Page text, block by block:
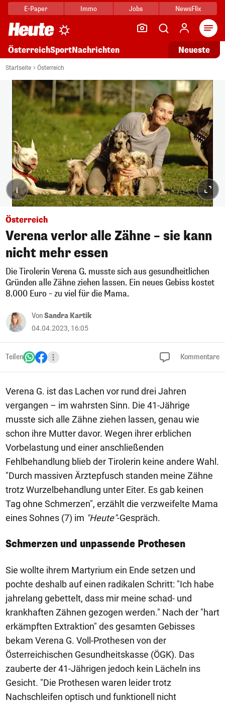
E-Paper Immo Jobs NewsFlix
ÖsterreichSportNachrichten Neueste
Startseite Österreich
i
Österreich
Verena verlor alle Zähne – sie kann
nicht mehr essen
Die Tirolerin Verena G. musste sich aus gesundheitlichen
Gründen alle Zähne ziehen lassen. Ein neues Gebiss kostet
8.000 Euro – zu viel für die Mama.
VonSandra Kartik
04.04.2023, 16:05
Teilen Kommentare
Verena G. ist das Lachen vor rund drei Jahren
vergangen – im wahrsten Sinn. Die 41-Jährige
musste sich alle Zähne ziehen lassen, genau wie
schon ihre Mutter davor. Wegen ihrer erblichen
Vorbelastung und einer anschließenden
Fehlbehandlung blieb der Tirolerin keine andere Wahl.
"Durch massiven Ärztepfusch standen meine Zähne
trotz Wurzelbehandlung unter Eiter. Es gab keinen
Tag ohne Schmerzen", erzählt die verzweifelte Mama
eines Sohnes (7) im "Heute"-Gespräch.
Schmerzen und unpassende Prothesen
Sie wollte ihrem Martyrium ein Ende setzen und
pochte deshalb auf einen radikalen Schritt: "Ich habe
jahrelang gebettelt, dass mir meine schad- und
krankhaften Zähnen gezogen werden." Nach der "hart
erkämpften Extraktion" des gesamten Gebisses
bekam Verena G. Voll-Prothesen von der
Österreichischen Gesundheitskasse (ÖGK). Das
zauberte der 41-Jährigen jedoch kein Lächeln ins
Gesicht. "Die Prothesen waren leider trotz
Nachschleifen optisch und funktionell nicht